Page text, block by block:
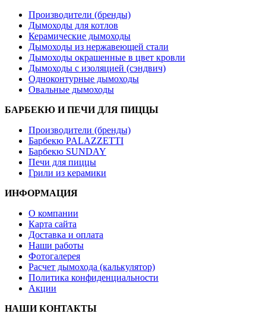
Производители (бренды)
Дымоходы для котлов
Керамические дымоходы
Дымоходы из нержавеющей стали
Дымоходы окрашенные в цвет кровли
Дымоходы с изоляцией (сэндвич)
Одноконтурные дымоходы
Овальные дымоходы
БАРБЕКЮ И ПЕЧИ ДЛЯ ПИЦЦЫ
Производители (бренды)
Барбекю PALAZZETTI
Барбекю SUNDAY
Печи для пиццы
Грили из керамики
ИНФОРМАЦИЯ
О компании
Карта сайта
Доставка и оплата
Наши работы
Фотогалерея
Расчет дымохода (калькулятор)
Политика конфиденциальности
Акции
НАШИ КОНТАКТЫ